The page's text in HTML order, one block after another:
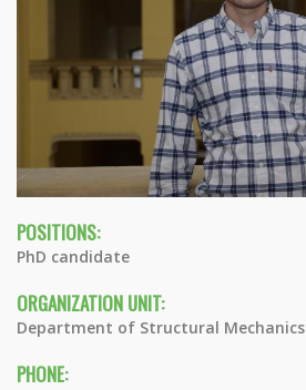
POSITIONS:
PhD candidate
ORGANIZATION UNIT:
Department of Structural Mechanics
PHONE: